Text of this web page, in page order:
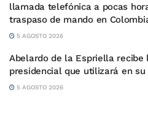
llamada telefónica a pocas
traspaso de mando en
5 AGOSTO 2026
Abelardo de la Espriella recibe
presidencial que utilizará en
5 AGOSTO 2026